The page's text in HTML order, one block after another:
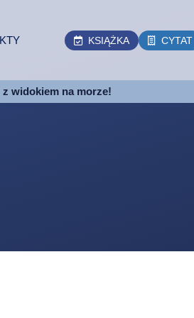
KSIĄŻKA CYTAT
widokiem na morze!